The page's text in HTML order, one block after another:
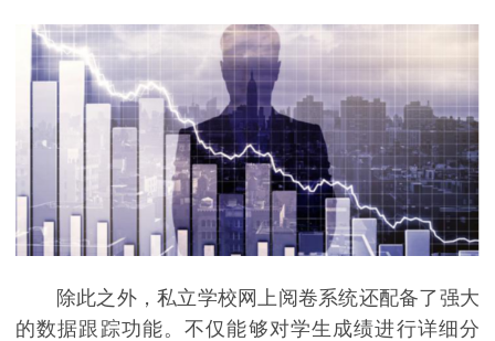
除此之外，私立学校网上阅卷系统还配备了强大
的数据跟踪功能。不仅能够对学生成绩进行详细分